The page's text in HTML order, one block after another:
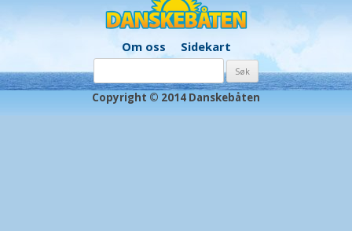
Om oss Sidekart
etter:
Copyright © 2014 Danskebåten